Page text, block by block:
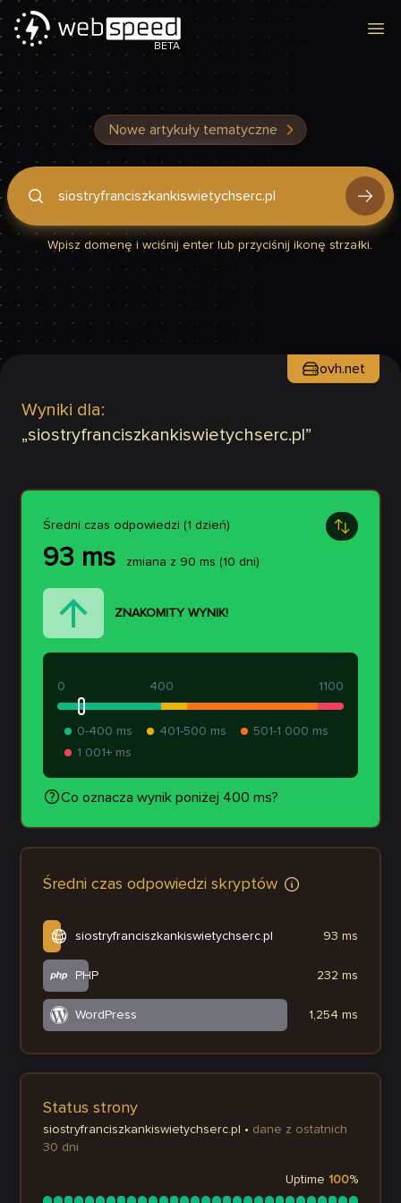
BETA
Nowe artykuły tematyczne
Podaj domenę, by sprawdzić, czy Twoja strona jest szybka
Wpisz domenę i wciśnij enter lub przyciśnij ikonę strzałki.
Wyniki dla:
„siostryfranciszkankiswietychserc.pl ”
ovh.net
Średni czas odpowiedzi (1 dzień)
93 ms zmiana z 90 ms (10 dni)
ZNAKOMITY WYNIK!
400
0 1100
0-400 ms 401-500 ms
501-1 000 ms
1 001+ ms
Co oznacza wynik poniżej 400 ms?
Średni czas odpowiedzi skryptów
siostryfranciszkankiswietychserc.pl
PHP
WordPress
93 ms
232 ms
1,254 ms
Status strony
siostryfranciszkankiswietychserc.pl • dane z ostatnich
30 dni
Uptime 100%